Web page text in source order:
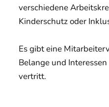
verschiedene
Kinderschutz oder
Es gibt eine
Belange und
vertritt.